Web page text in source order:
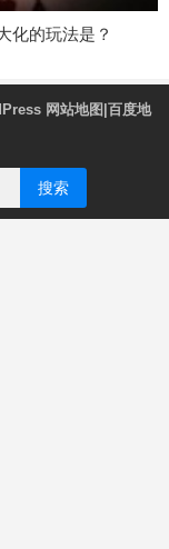
化的玩法是？
网站地图 百度地
搜索